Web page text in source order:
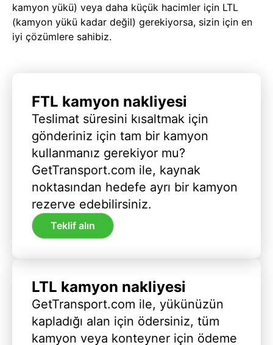
kamyon yükü) veya daha küçük hacimler için LTL
(kamyon yükü kadar değil) gerekiyorsa, sizin için en
iyi çözümlere sahibiz.
FTL kamyon nakliyesi
Teslimat süresini kısaltmak için
gönderiniz için tam bir kamyon
kullanmanız gerekiyor mu?
GetTransport.com ile, kaynak
noktasından hedefe ayrı bir kamyon
rezerve edebilirsiniz.
Teklif alın
LTL kamyon nakliyesi
GetTransport.com ile, yükünüzün
kapladığı alan için ödersiniz, tüm
kamyon veya konteyner için ödeme